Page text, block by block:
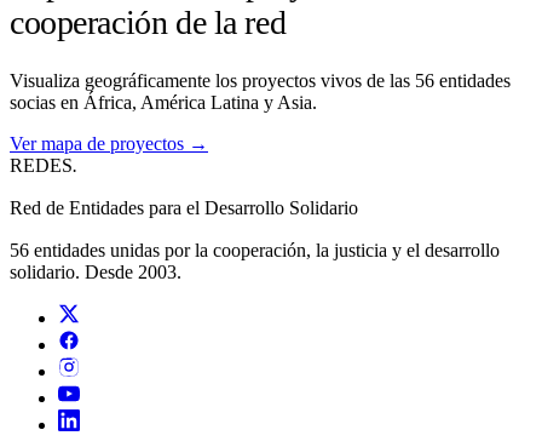
cooperación de la red
Visualiza geográficamente los proyectos vivos de las 56 entidades
socias en África, América Latina y Asia.
Ver mapa de proyectos →
REDES.
Red de Entidades para el Desarrollo Solidario
56 entidades unidas por la cooperación, la justicia y el desarrollo
solidario. Desde 2003.